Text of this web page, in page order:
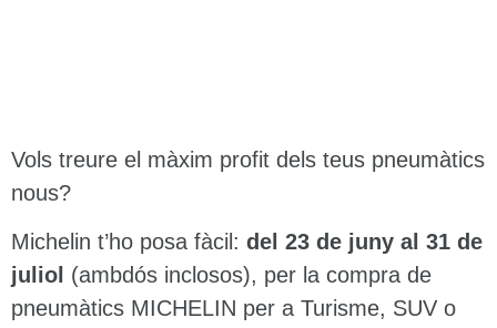
Vols treure el màxim profit dels teus pneumàtics
nous?
Michelin t’ho posa fàcil: del 23 de juny al 31 de
juliol (ambdós inclosos), per la compra de
pneumàtics MICHELIN per a Turisme, SUV o